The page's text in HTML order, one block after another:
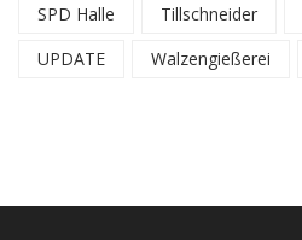
SPD Halle
Tillschneider
UPDATE
Walzengießerei